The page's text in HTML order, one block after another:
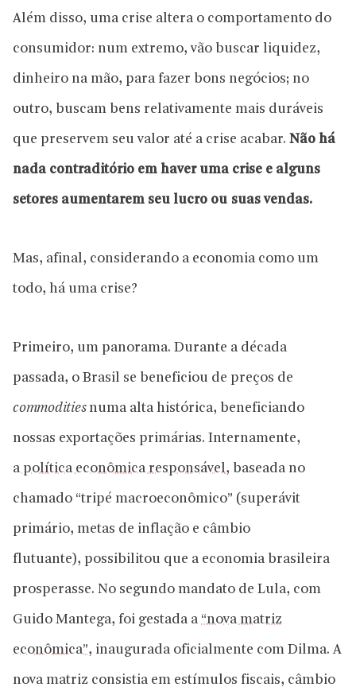
Além disso, uma crise altera o comportamento do
consumidor: num extremo, vão buscar liquidez,
dinheiro na mão, para fazer bons negócios; no
outro, buscam bens relativamente mais duráveis
que preservem seu valor até a crise acabar. Não há
nada contraditório em haver uma crise e alguns
setores aumentarem seu lucro ou suas vendas.
Mas, afinal, considerando a economia como um
todo, há uma crise?
Primeiro, um panorama. Durante a década
passada, o Brasil se beneficiou de preços de
commoditiesnuma alta histórica, beneficiando
nossas exportações primárias. Internamente,
a política econômica responsável, baseada no
chamado “tripé macroeconômico” (superávit
primário, metas de inflação e câmbio
flutuante), possibilitou que a economia brasileira
prosperasse. No segundo mandato de Lula, com
Guido Mantega, foi gestada a “nova matriz
econômica”, inaugurada oficialmente com Dilma. A
nova matriz consistia em estímulos fiscais, câmbio